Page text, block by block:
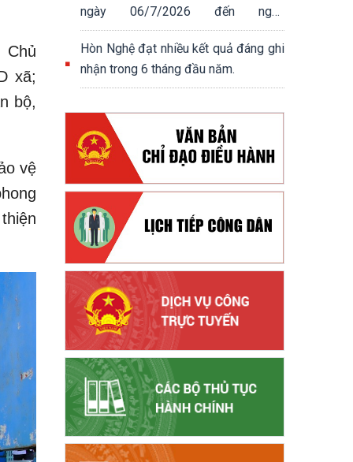
Chủ
xã;
bộ,
vệ
ngày 06/7/2026 đến ngày
10/7/2026)
Hòn Nghệ đạt nhiều kết quả đáng ghi
nhận trong 6 tháng đầu năm.